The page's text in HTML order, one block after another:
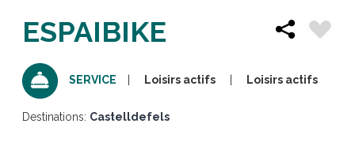
ESPAIBIKE
SERVICE Loisirs actifs Loisirs actifs
Destinations: Castelldefels